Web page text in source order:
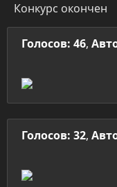
Конкурс окончен
Голосов: 46,
Голосов: 32,